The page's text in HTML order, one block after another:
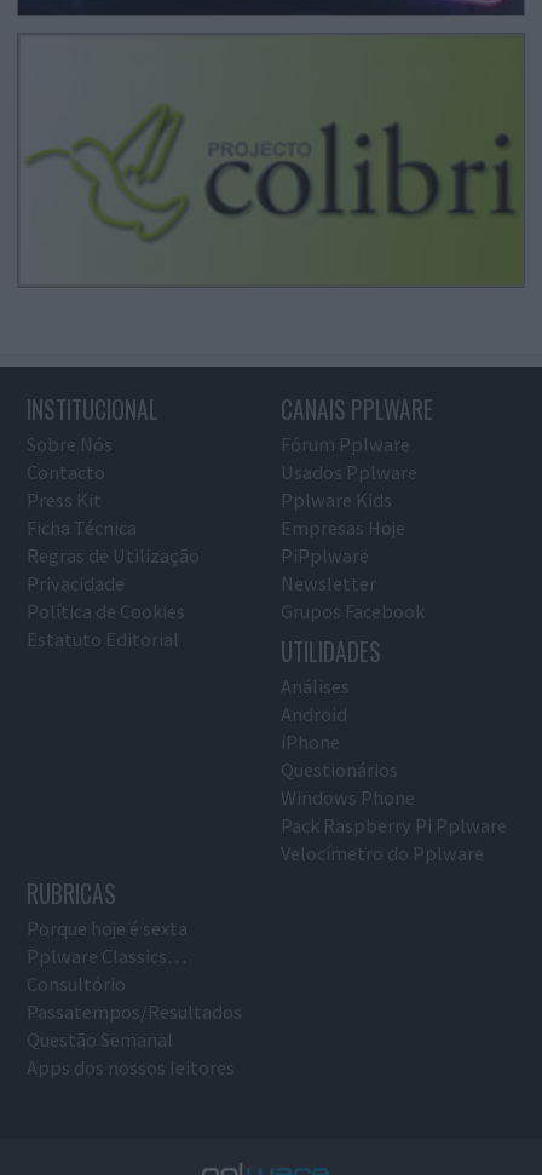
INSTITUCIONAL
Sobre Nós
Contacto
Press Kit
Ficha Técnica
Regras de Utilização
Privacidade
Política de Cookies
Estatuto Editorial
CANAIS PPLWARE
Fórum Pplware
Usados Pplware
Pplware Kids
Empresas Hoje
PiPplware
Newsletter
Grupos Facebook
UTILIDADES
Análises
Android
iPhone
Questionários
Windows Phone
Pack Raspberry Pi Pplware
Velocímetro do Pplware
RUBRICAS
Porque hoje é sexta
Pplware Classics…
Consultório
Passatempos/Resultados
Questão Semanal
Apps dos nossos leitores